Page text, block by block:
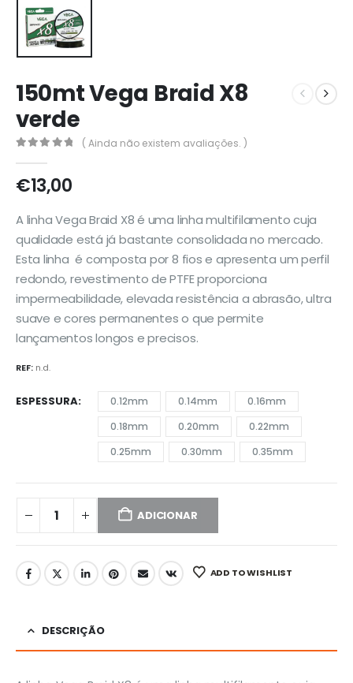
150mt Vega Braid X8
verde
( Ainda não existem avaliações. )
€13,00
A linha Vega Braid X8 é uma linha multifilamento cuja
qualidade está já bastante consolidada no mercado.
Esta linha é composta por 8 fios e apresenta um perfil
redondo, revestimento de PTFE proporciona
impermeabilidade, elevada resistência a abrasão, ultra
suave e cores permanentes o que permite
lançamentos longos e precisos.
REF: n.d.
ESPESSURA 0.12mm 0.14mm
0.16mm
0.18mm
0.20mm
0.22mm
0.25mm
0.30mm 0.35mm
ADICIONAR
ADD TO WISHLIST
DESCRIÇÃO